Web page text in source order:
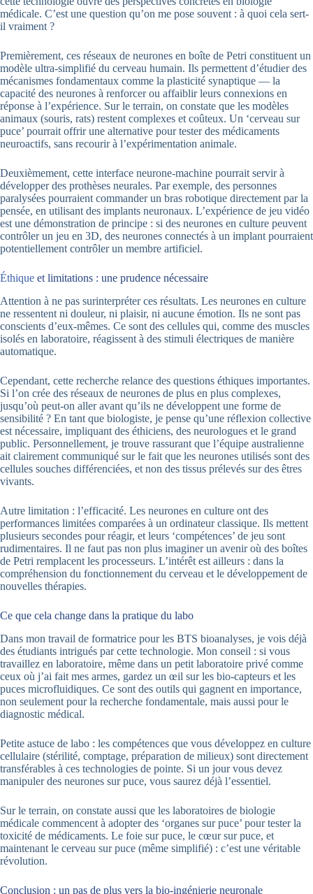
médicale. C’est une question qu’on me pose souvent : à quoi cela sert-
il vraiment ?
Premièrement, ces réseaux de neurones en boîte de Petri constituent un
modèle ultra-simplifié du cerveau humain. Ils permettent d’étudier des
mécanismes fondamentaux comme la plasticité synaptique — la
capacité des neurones à renforcer ou affaiblir leurs connexions en
réponse à l’expérience. Sur le terrain, on constate que les modèles
animaux (souris, rats) restent complexes et coûteux. Un ‘cerveau sur
puce’ pourrait offrir une alternative pour tester des médicaments
neuroactifs, sans recourir à l’expérimentation animale.
Deuxièmement, cette interface neurone-machine pourrait servir à
développer des prothèses neurales. Par exemple, des personnes
paralysées pourraient commander un bras robotique directement par la
pensée, en utilisant des implants neuronaux. L’expérience de jeu vidéo
est une démonstration de principe : si des neurones en culture peuvent
contrôler un jeu en 3D, des neurones connectés à un implant pourraient
potentiellement contrôler un membre artificiel.
Éthique et limitations : une prudence nécessaire
Attention à ne pas surinterpréter ces résultats. Les neurones en culture
ne ressentent ni douleur, ni plaisir, ni aucune émotion. Ils ne sont pas
conscients d’eux-mêmes. Ce sont des cellules qui, comme des muscles
isolés en laboratoire, réagissent à des stimuli électriques de manière
automatique.
Cependant, cette recherche relance des questions éthiques importantes.
Si l’on crée des réseaux de neurones de plus en plus complexes,
jusqu’où peut-on aller avant qu’ils ne développent une forme de
sensibilité ? En tant que biologiste, je pense qu’une réflexion collective
est nécessaire, impliquant des éthiciens, des neurologues et le grand
public. Personnellement, je trouve rassurant que l’équipe australienne
ait clairement communiqué sur le fait que les neurones utilisés sont des
cellules souches différenciées, et non des tissus prélevés sur des êtres
vivants.
Autre limitation : l’efficacité. Les neurones en culture ont des
performances limitées comparées à un ordinateur classique. Ils mettent
plusieurs secondes pour réagir, et leurs ‘compétences’ de jeu sont
rudimentaires. Il ne faut pas non plus imaginer un avenir où des boîtes
de Petri remplacent les processeurs. L’intérêt est ailleurs : dans la
compréhension du fonctionnement du cerveau et le développement de
nouvelles thérapies.
Ce que cela change dans la pratique du labo
Dans mon travail de formatrice pour les BTS bioanalyses, je vois déjà
des étudiants intrigués par cette technologie. Mon conseil : si vous
travaillez en laboratoire, même dans un petit laboratoire privé comme
ceux où j’ai fait mes armes, gardez un œil sur les bio-capteurs et les
puces microfluidiques. Ce sont des outils qui gagnent en importance,
non seulement pour la recherche fondamentale, mais aussi pour le
diagnostic médical.
Petite astuce de labo : les compétences que vous développez en culture
cellulaire (stérilité, comptage, préparation de milieux) sont directement
transférables à ces technologies de pointe. Si un jour vous devez
manipuler des neurones sur puce, vous saurez déjà l’essentiel.
Sur le terrain, on constate aussi que les laboratoires de biologie
médicale commencent à adopter des ‘organes sur puce’ pour tester la
toxicité de médicaments. Le foie sur puce, le cœur sur puce, et
maintenant le cerveau sur puce (même simplifié) : c’est une véritable
révolution.
Conclusion : un pas de plus vers la bio-ingénierie neuronale